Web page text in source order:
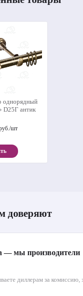
однорядный
антик
шт
доверяют
— мы производители
диллерам за комиссию,